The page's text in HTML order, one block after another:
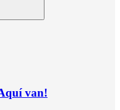
van!